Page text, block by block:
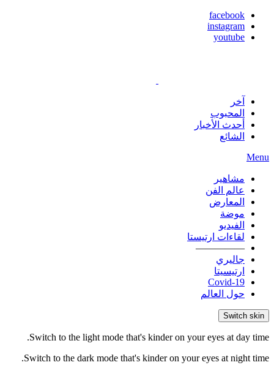
facebook
instagram
youtube
آخر
المحبوب
أحدث الأخبار
الشائع
Menu
مشاهير
عالم الفن
المعارض
موضة
الفيديو
لقاءات ارتيستا
—————
جاليري
ارتيسيتا
Covid-19
حول العالم
Switch skin
Switch to the light mode that's kinder on your eyes at day time.
Switch to the dark mode that's kinder on your eyes at night time.